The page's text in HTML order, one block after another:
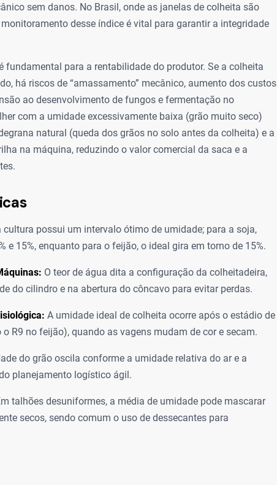
sem danos. No Brasil, onde as janelas de colheita são
desse índice é vital para garantir a integridade
fundamental para a rentabilidade do produtor. Se a colheita
há riscos de “amassamento” mecânico, aumento dos custos
ao desenvolvimento de fungos e fermentação no
com a umidade excessivamente baixa (grão muito seco)
natural (queda dos grãos no solo antes da colheita) e a
na máquina, reduzindo o valor comercial da saca e a
cultura possui um intervalo ótimo de umidade; para a soja,
e 15%, enquanto para o feijão, o ideal gira em torno de 15%.
O teor de água dita a configuração da colheitadeira,
do cilindro e na abertura do côncavo para evitar perdas.
A umidade ideal de colheita ocorre após o estádio de
R9 no feijão), quando as vagens mudam de cor e secam.
do grão oscila conforme a umidade relativa do ar e a
planejamento logístico ágil.
talhões desuniformes, a média de umidade pode mascarar
secos, sendo comum o uso de dessecantes para